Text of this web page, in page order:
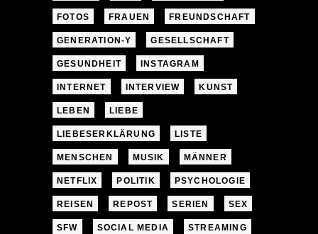
FOTOS FRAUEN FREUNDSCHAFT
GENERATION-Y GESELLSCHAFT
GESUNDHEIT INSTAGRAM
INTERNET INTERVIEW KUNST
LEBEN LIEBE
LIEBESERKLÄRUNG LISTE
MENSCHEN MUSIK MÄNNER
NETFLIX POLITIK PSYCHOLOGIE
REISEN REPOST SERIEN SEX
SFW SOCIAL MEDIA STREAMING